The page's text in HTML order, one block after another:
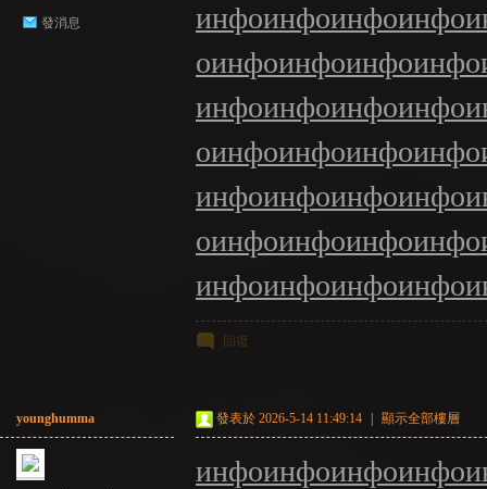
發消息
инфоинфоинфоинфо
оинфоинфоинфоинфо
инфоинфоинфоинфо
оинфоинфоинфоинфо
инфоинфоинфоинфо
оинфоинфоинфоинфо
инфоинфоинфоинфо
回復
younghumma 發表於 2026-5-14 11:49:14 顯示全部樓層
инфоинфоинфоинфо